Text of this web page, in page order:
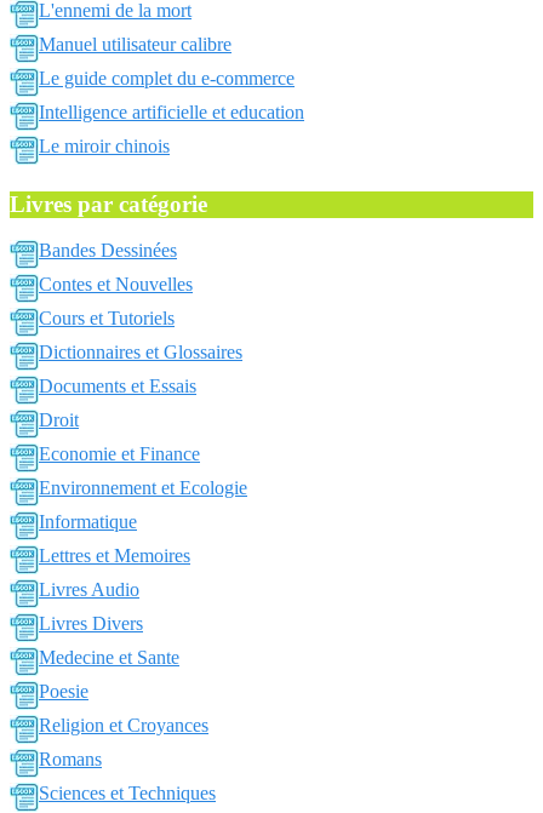
L'ennemi de la mort
Manuel utilisateur calibre
Le guide complet du e-commerce
Intelligence artificielle et education
Le miroir chinois
Livres par catégorie
Bandes Dessinées
Contes et Nouvelles
Cours et Tutoriels
Dictionnaires et Glossaires
Documents et Essais
Droit
Economie et Finance
Environnement et Ecologie
Informatique
Lettres et Memoires
Livres Audio
Livres Divers
Medecine et Sante
Poesie
Religion et Croyances
Romans
Sciences et Techniques